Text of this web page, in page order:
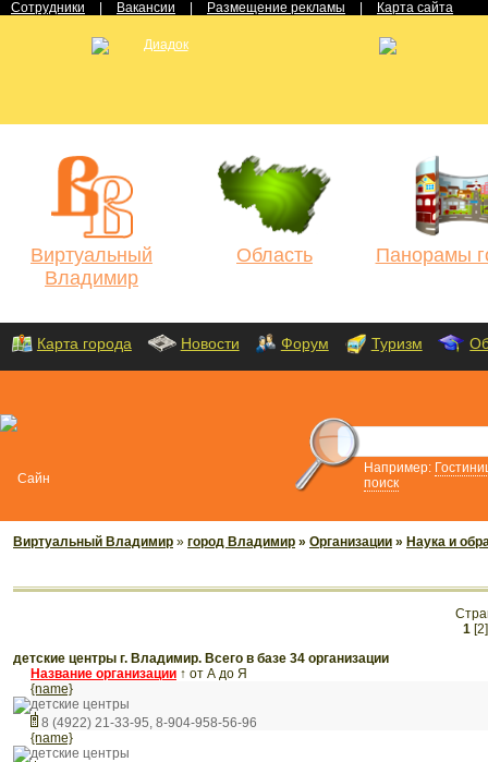
Сотрудники Вакансии Размещение рекламы Карта сайта
Виртуальный
Владимир
Область Панорамы
Карта города Новости Форум Туризм
Например:
поиск
Виртуальный Владимир » город Владимир » Организации » Наука и
1 [2]
детские центры г. Владимир. Всего в базе 34 организации
Название организации ↑ от А до Я
{name}
детские центры
8 (4922) 21-33-95, 8-904-958-56-96
{name}
детские центры